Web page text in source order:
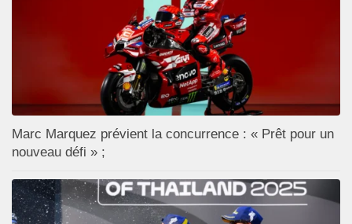
Marc Marquez prévient la concurrence : « Prêt pour un
nouveau défi » ;